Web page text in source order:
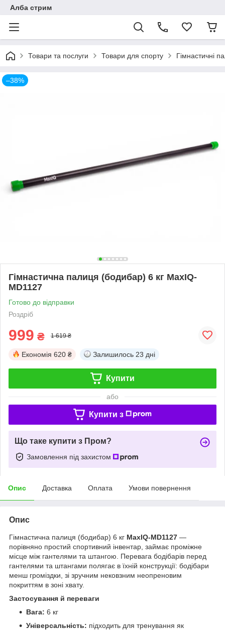
Алба стрим
Товари та послуги Товари для спорту Гімнастичні
–38%
Гімнастична палиця (бодибар) 6 кг MaxIQ-
MD1127
Готово до відправки
Роздріб
999 ₴ 1 619 ₴
Економія 620 ₴ Залишилось 23 дні
Купити
або
Купити з
Що таке купити з Пром?
Замовлення під захистом
Опис Доставка Оплата Умови повернення
Опис
Гімнастична палиця (бодибар) 6 кг MaxIQ-MD1127 —
порівняно простий спортивний інвентар, займає проміжне
місце між гантелями та штангою. Перевага бодібарів перед
гантелями та штангами полягає в їхній конструкції: бодібари
менш громіздки, зі зручним нековзним неопреновим
покриттям в зоні хвату.
Застосування й переваги
Вага: 6 кг
Універсальність: підходить для тренування як